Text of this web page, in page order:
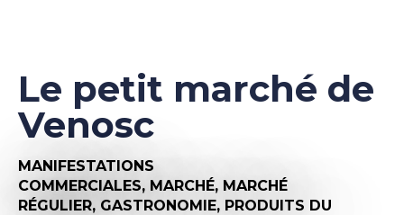
Le petit marché de
Venosc
MANIFESTATIONS
COMMERCIALES, MARCHÉ, MARCHÉ
RÉGULIER, GASTRONOMIE, PRODUITS DU